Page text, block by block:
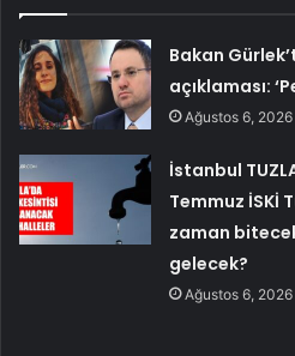
Bakan
açıklaması:
Ağustos 6, 2026
İstanbul
Temmuz İSKİ
zaman
gelecek?
Ağustos 6, 2026